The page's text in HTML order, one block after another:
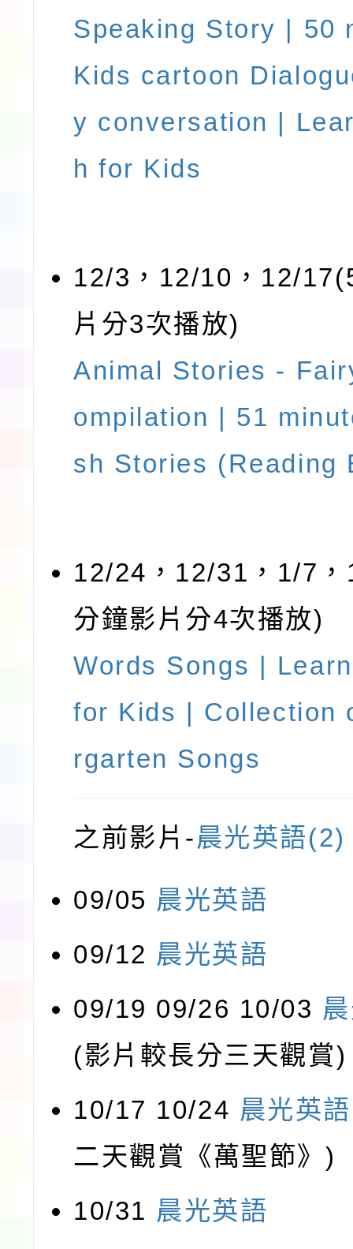
Speaking Story | 50
Kids cartoon
y conversation |
h for Kids
12/3，12/10，12/
片分3次播放)
Animal Stories -
ompilation | 51
sh Stories (Reading
12/24，12/31，1/7
分鐘影片分4次播放)
Words Songs |
for Kids | Collection
rgarten Songs
之前影片-晨光英語(2)
09/05 晨光英語
09/12 晨光英語
09/19 09/26 10/03
(影片較長分三天觀賞)
10/17 10/24 晨光英語
二天觀賞《萬聖節》)
10/31 晨光英語